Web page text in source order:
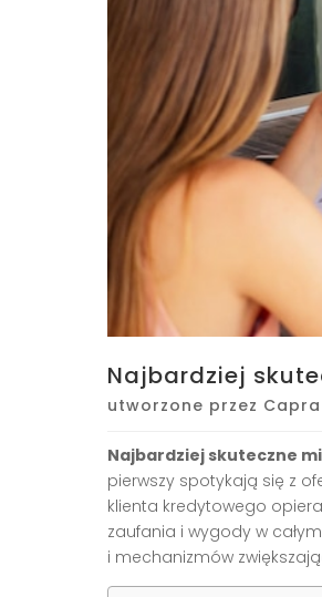
Najbardziej
utworzone przez
Najbardziej skuteczne
pierwszy spotykają się z
klienta kredytowego
zaufania i wygody w
i mechanizmów